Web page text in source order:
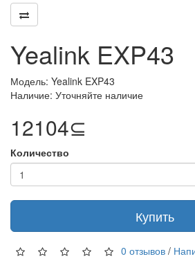
Yealink EXP43
Модель: Yealink EXP43
Наличие: Уточняйте наличие
12104⊆
Количество
Купить
0 отзывов /